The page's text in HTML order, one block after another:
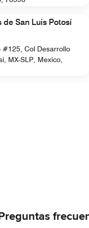
San Luis Potosí
#125, Col Desarrollo
MX-SLP, Mexico,
Preguntas